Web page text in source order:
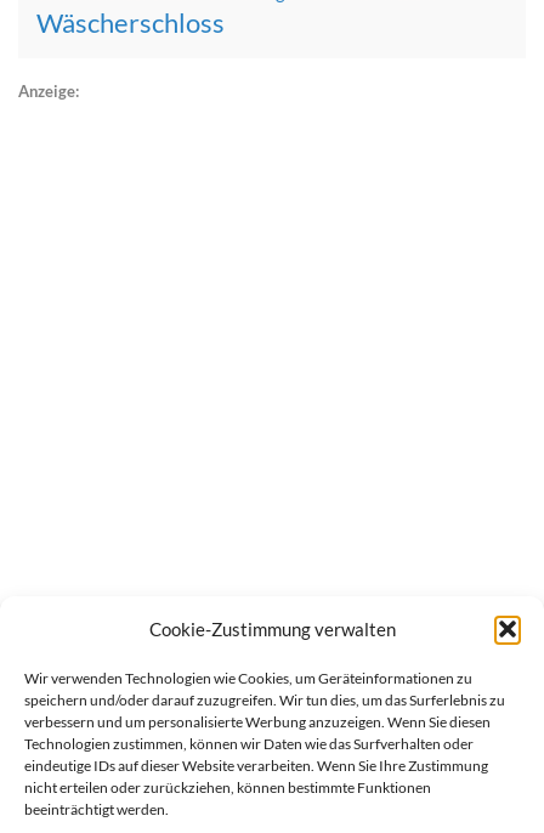
Cookie-Zustimmung verwalten
Wir verwenden Technologien wie Cookies, um Geräteinformationen zu
speichern und/oder darauf zuzugreifen. Wir tun dies, um das Surferlebnis zu
verbessern und um personalisierte Werbung anzuzeigen. Wenn Sie diesen
Technologien zustimmen, können wir Daten wie das Surfverhalten oder
eindeutige IDs auf dieser Website verarbeiten. Wenn Sie Ihre Zustimmung
nicht erteilen oder zurückziehen, können bestimmte Funktionen
beeinträchtigt werden.
Wäscherschloss
Anzeige: